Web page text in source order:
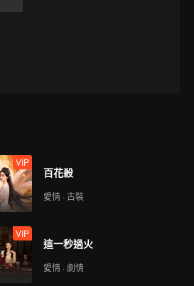
VIP
百花殺
愛情 · 古裝
VIP
這一秒過火
愛情 · 劇情